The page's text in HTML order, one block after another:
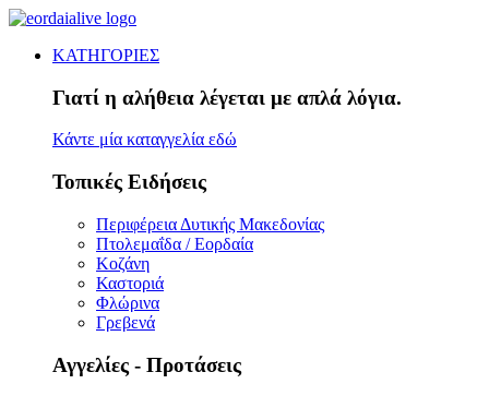
ΚΑΤΗΓΟΡΙΕΣ
Γιατί η αλήθεια λέγεται με απλά λόγια.
Κάντε μία καταγγελία εδώ
Τοπικές Ειδήσεις
Περιφέρεια Δυτικής Μακεδονίας
Πτολεμαΐδα / Εορδαία
Κοζάνη
Καστοριά
Φλώρινα
Γρεβενά
Αγγελίες - Προτάσεις